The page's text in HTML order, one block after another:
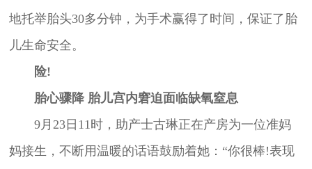
地托举胎头30多分钟，为手术赢得了时间，保证了胎
儿生命安全。
险!
胎心骤降 胎儿宫内窘迫面临缺氧窒息
9月23日11时，助产士古琳正在产房为一位准妈
妈接生，不断用温暖的话语鼓励着她：“你很棒!表现